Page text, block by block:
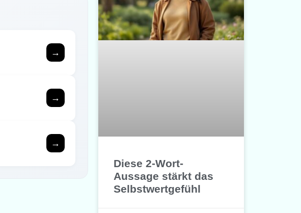
Diese 2-Wort-
Aussage stärkt das
Selbstwertgefühl
→
→
→